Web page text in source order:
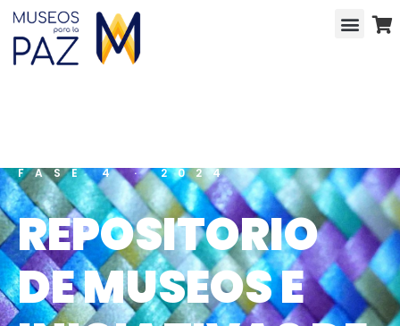
FASE 4 · 2024
REPOSITORIO
DE MUSEOS E